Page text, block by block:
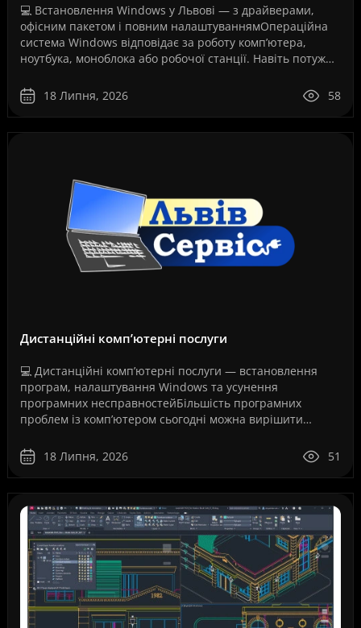
💻 Встановлення Windows у Львові — з драйверами,
офісним пакетом і повним налаштуваннямОпераційна
система Windows відповідає за роботу комп’ютера,
ноутбука, моноблока або робочої станції. Навіть потужне
18 Липня, 2026
58
Дистанційні комп’ютерні послуги
💻 Дистанційні комп’ютерні послуги — встановлення
програм, налаштування Windows та усунення
програмних несправностейБільшість програмних
проблем із комп’ютером сьогодні можна вирішити
центру та без оч..
18 Липня, 2026 51